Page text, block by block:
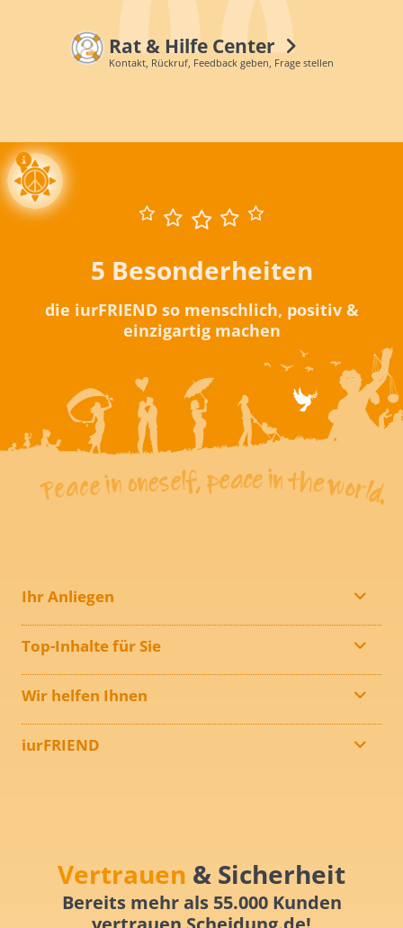
Rat & Hilfe Center
Kontakt, Rückruf, Feedback geben, Frage stellen
5 Besonderheiten
die iurFRIEND so menschlich, positiv &
einzigartig machen
Ihr Anliegen
Top-Inhalte für Sie
Wir helfen Ihnen
iurFRIEND
Vertrauen & Sicherheit
Bereits mehr als 55.000 Kunden